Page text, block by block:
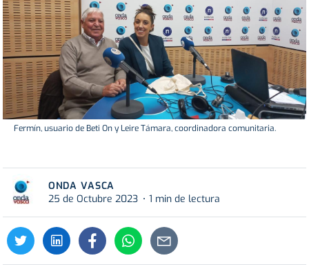
Fermín, usuario de Beti On y Leire Támara, coordinadora comunitaria.
ONDA VASCA
25 de Octubre 2023
1 min de lectura